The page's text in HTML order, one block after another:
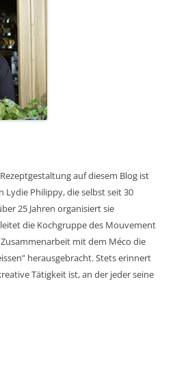
auf diesem Blog ist
Philippy, die selbst seit 30
25 Jahren organisiert sie
die Kochgruppe des Mouvement
mit dem Méco die
herausgebracht. Stets erinnert
Tätigkeit ist, an der jeder seine